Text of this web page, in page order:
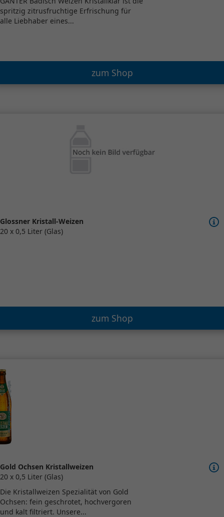
spritzig zitrusfruchtige Erfrischung für
alle Liebhaber eines...
zum Shop
Glossner Kristall-Weizen
20 x 0,5 Liter (Glas)
zum Shop
Gold Ochsen Kristallweizen
20 x 0,5 Liter (Glas)
Die Kristallweizen Spezialität von Gold
Ochsen: fein geschrotet, hochvergoren
und kalt filtriert. Unsere...